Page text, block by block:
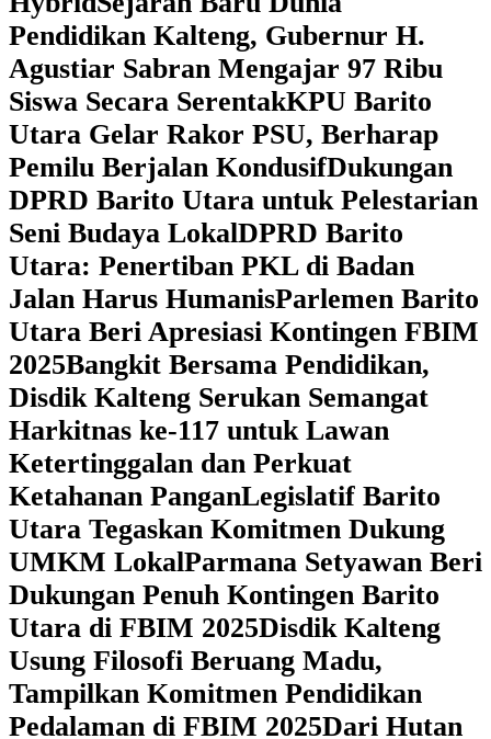
Pendidikan Kalteng, Gubernur H.
Agustiar Sabran Mengajar 97 Ribu
Siswa Secara SerentakKPU Barito
Utara Gelar Rakor PSU, Berharap
Pemilu Berjalan KondusifDukungan
DPRD Barito Utara untuk Pelestarian
Seni Budaya LokalDPRD Barito
Utara: Penertiban PKL di Badan
Jalan Harus HumanisParlemen Barito
Utara Beri Apresiasi Kontingen FBIM
2025‎Bangkit Bersama Pendidikan,
Disdik Kalteng Serukan Semangat
Harkitnas ke-117 untuk Lawan
Ketertinggalan dan Perkuat
Ketahanan PanganLegislatif Barito
Utara Tegaskan Komitmen Dukung
UMKM LokalParmana Setyawan Beri
Dukungan Penuh Kontingen Barito
Utara di FBIM 2025Disdik Kalteng
Usung Filosofi Beruang Madu,
Tampilkan Komitmen Pendidikan
Pedalaman di FBIM 2025‎Dari Hutan